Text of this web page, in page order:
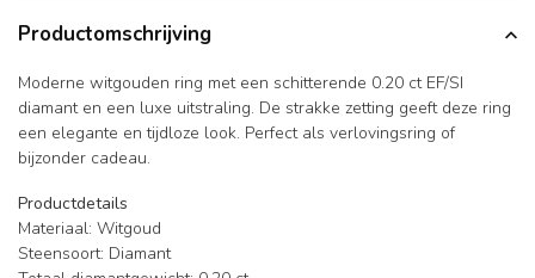
Productomschrijving
Moderne witgouden ring met een schitterende 0.20 ct EF/SI
diamant en een luxe uitstraling. De strakke zetting geeft deze ring
een elegante en tijdloze look. Perfect als verlovingsring of
bijzonder cadeau.
Productdetails
Materiaal: Witgoud
Steensoort: Diamant